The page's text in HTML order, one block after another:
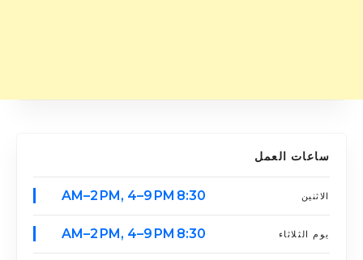
ساعات العمل
الاثنين 8:30 AM–2 PM, 4–9 PM
يوم الثلاثاء 8:30 AM–2 PM, 4–9 PM